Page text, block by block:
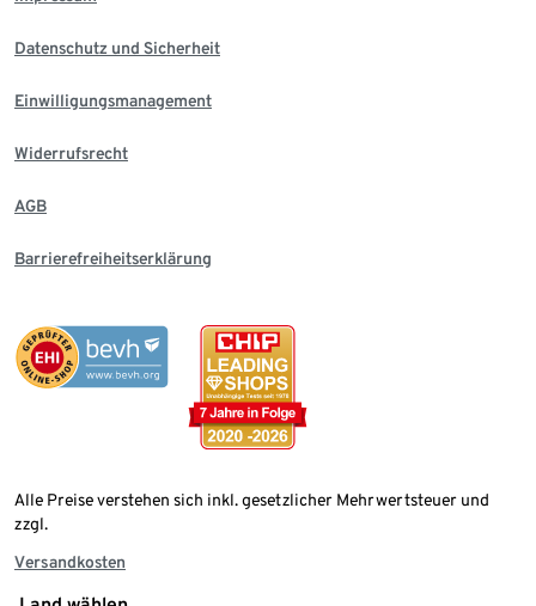
Datenschutz und Sicherheit
Einwilligungsmanagement
Widerrufsrecht
AGB
Barrierefreiheitserklärung
Alle Preise verstehen sich inkl. gesetzlicher Mehrwertsteuer und
zzgl.
Versandkosten